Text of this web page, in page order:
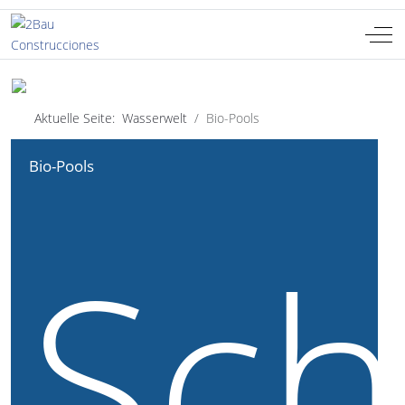
Off-
Aktuelle Seite: Wasserwelt Bio-Pools
Sprache auswählen
Bio-Pools